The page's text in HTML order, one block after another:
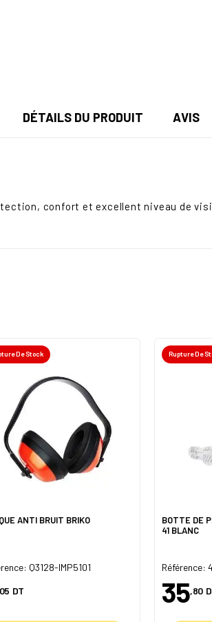
DÉTAILS DU PRODUIT AVIS
confort et excellent niveau de
De Stock
ANTI BRUIT BRIKO
Q3128-IMP5101
DT
Rupture De
BOTTE DE
41 BLANC
Référence:
35,80